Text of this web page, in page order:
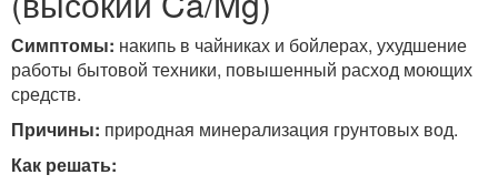
Симптомы: накипь в чайниках и бойлерах, ухудшение
работы бытовой техники, повышенный расход моющих
средств.
Причины: природная минерализация грунтовых вод.
Как решать: